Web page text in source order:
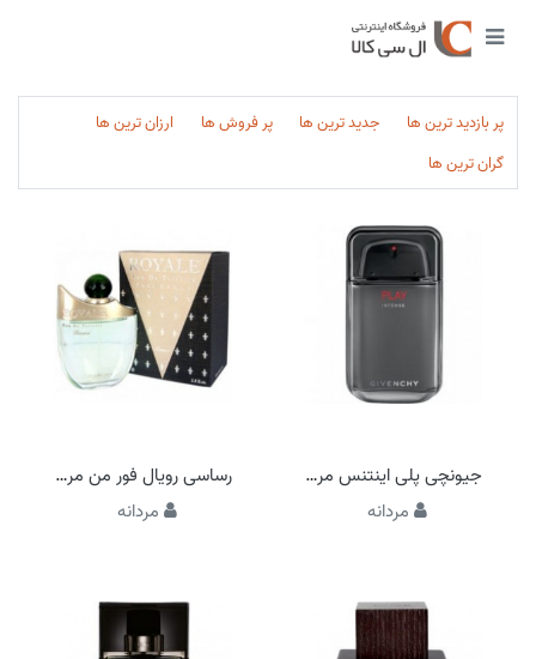
پر بازدید ترین ها جدید ترین ها پر فروش ها
ارزان ترین ها
گران ترین ها
جیونچی پلی اینتنس مردانه
مردانه
رساسی رویال فور من مردانه
مردانه